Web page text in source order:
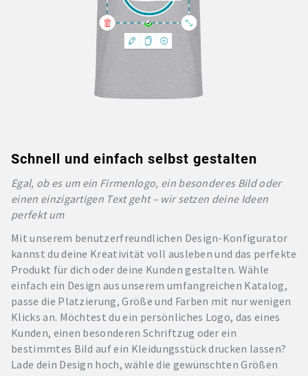
Schnell und einfach selbst gestalten
Egal, ob es um ein Firmenlogo, ein besonderes Bild oder
einen einzigartigen Text geht – wir setzen deine Ideen
perfekt um
Mit unserem benutzerfreundlichen Design-Konfigurator
kannst du deine Kreativität voll ausleben und das perfekte
Produkt für dich oder deine Kunden gestalten. Wähle
einfach ein Design aus unserem umfangreichen Katalog,
passe die Platzierung, Größe und Farben mit nur wenigen
Klicks an. Möchtest du ein persönliches Logo, das eines
Kunden, einen besonderen Schriftzug oder ein
bestimmtes Bild auf ein Kleidungsstück drucken lassen?
Lade dein Design hoch, wähle die gewünschten Größen